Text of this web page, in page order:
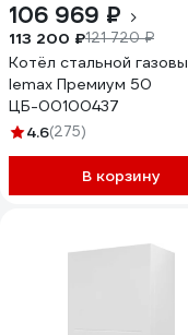
106 969 ₽
113 200 ₽121 720 ₽
Котёл стальной
lemax Премиум 50
ЦБ-00100437
4.6(275)
В корзину